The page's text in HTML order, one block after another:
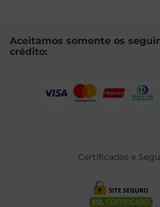
Aceitamos somente os
crédito:
Certificados e